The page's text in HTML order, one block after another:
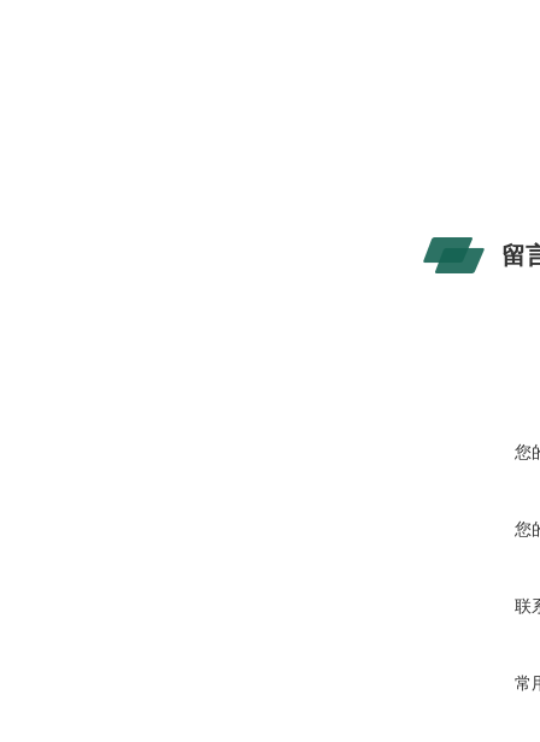
留
您
您
联
常